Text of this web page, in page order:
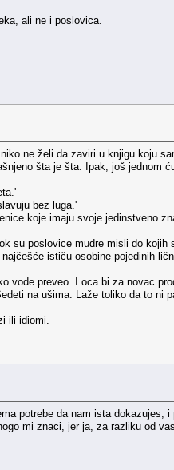
ali ne i poslovica.
ne želi da zaviri u knjigu koju
šta je šta. Ipak, još jednom
bez luga.'
koje imaju svoje jedinstveno
su poslovice mudre misli do kojih
ističu osobine pojedinih
vode preveo. I oca bi za novac
na ušima. Laže toliko da to ni
ili idiomi.
potrebe da nam ista dokazujes,
mi znaci, jer ja, za razliku od